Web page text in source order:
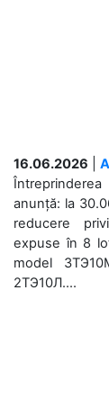
16.06.2026
anunță: la
reducere
expuse în 8
model
2ТЭ10Л....